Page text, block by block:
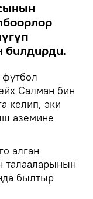
Салман бин
келип, эки
аземине
алган
талааларынын
былтыр